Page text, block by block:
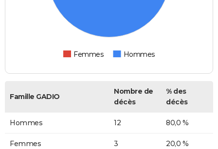
Femmes Hommes
Famille GADIO
Nombre de
décès
% des
décès
Hommes 12 80,0 %
Femmes 3 20,0 %